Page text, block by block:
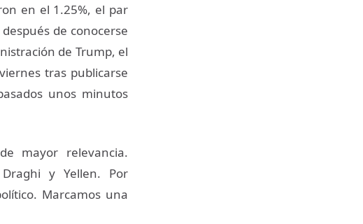
en el 1.25%, el par
de conocerse
de Trump, el
tras publicarse
unos minutos
mayor relevancia.
y Yellen. Por
Marcamos una